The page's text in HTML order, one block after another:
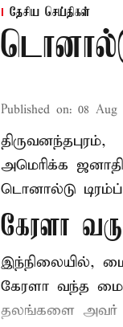
தேசிய செய்திகள்
Published on: 08 Aug
திருவனந்தபுரம்,
அமெரிக்க
டொனால்டு
கேரளா
இந்நிலையில்,
கேரளா வந்த
தலங்களை அவர்